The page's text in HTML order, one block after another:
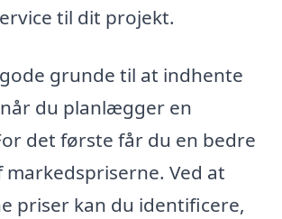
til dit projekt.
grunde til at indhente
du planlægger en
det første får du en bedre
markedspriserne. Ved at
priser kan du identificere,